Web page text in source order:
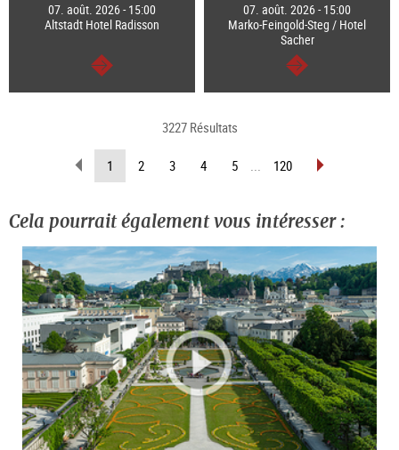
07. août. 2026 - 15:00
Altstadt Hotel Radisson
Continuer
07. août. 2026 - 15:00
Marko-Feingold-Steg / Hotel
Sacher
Continuer
3227 Résultats
Revenir
d’une
1 (Page
actuelle)
2 3 4 5 ... 120 Avancer
Cela pourrait également vous intéresser :